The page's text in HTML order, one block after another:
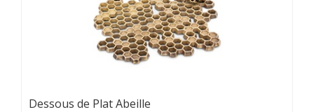
Dessous de Plat Abeille